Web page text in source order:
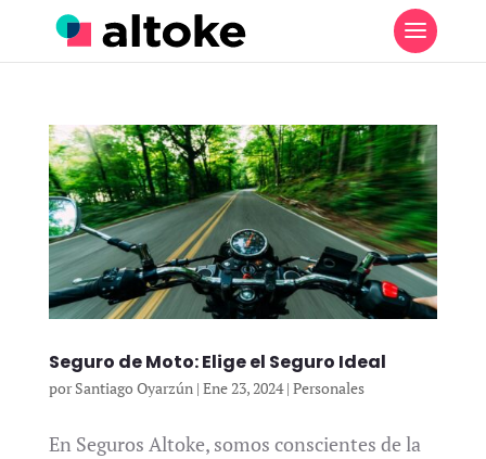
Seguro de Moto: Elige el Seguro Ideal
porSantiago Oyarzún| Ene 23, 2024| Personales
En Seguros Altoke, somos conscientes de la